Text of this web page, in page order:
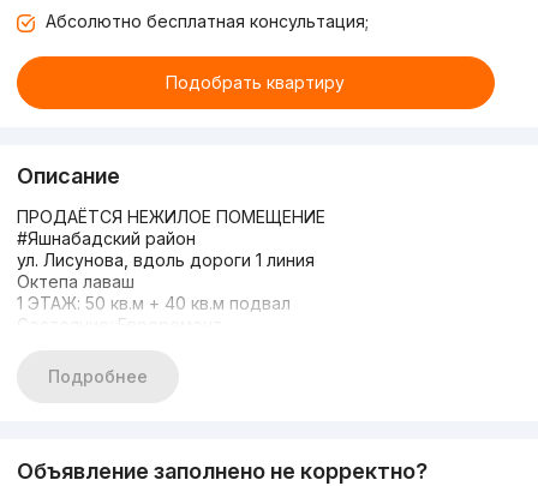
Абсолютно бесплатная консультация;
Подобрать квартиру
Описание
ПРОДАЁТСЯ НЕЖИЛОЕ ПОМЕЩЕНИЕ
#Яшнабадский район
ул. Лисунова, вдоль дороги 1 линия
Октепа лаваш
1 ЭТАЖ: 50 кв.м + 40 кв.м подвал
Состояние: Евроремонт
ЦЕНА: $130.000 торг
+998933373776
Подробнее
Объявление заполнено не корректно?